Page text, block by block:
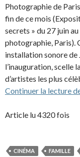
Photographie de
fin de ce mois
secrets » du 27 juin
photographie, Paris).
installation sonore de
l’inauguration, scelle
d’artistes les plus
Continuer la lecture
Article lu 4320 fois
CINÉMA FAMILLE